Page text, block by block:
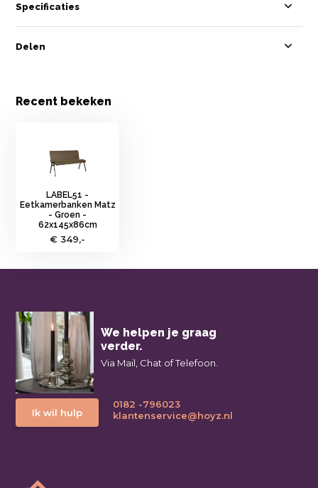
Specificaties
Delen
Recent bekeken
LABEL51 -
Eetkamerbanken Matz
- Groen -
62x145x86cm
€ 349,-
We helpen je graag
verder.
Via Mail, Chat of Telefoon.
Ik wil hulp
0182 -796023
klantenservice@hoyz.nl